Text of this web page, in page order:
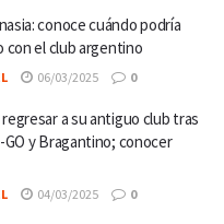
conoce cuándo podría
el club argentino
06/03/2025 0
a su antiguo club tras
y Bragantino; conocer
04/03/2025 0